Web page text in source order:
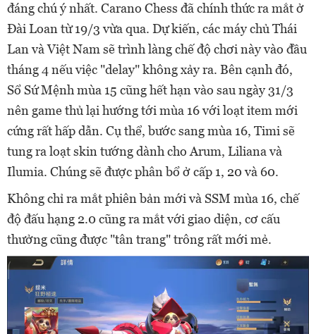
đáng chú ý nhất. Carano Chess đã chính thức ra mắt ở
Đài Loan từ 19/3 vừa qua. Dự kiến, các máy chủ Thái
Lan và Việt Nam sẽ trình làng chế độ chơi này vào đầu
tháng 4 nếu việc "delay" không xảy ra. Bên cạnh đó,
Sổ Sứ Mệnh mùa 15 cũng hết hạn vào sau ngày 31/3
nên game thủ lại hướng tới mùa 16 với loạt item mới
cứng rất hấp dẫn. Cụ thể, bước sang mùa 16, Timi sẽ
tung ra loạt skin tướng dành cho Arum, Liliana và
Ilumia. Chúng sẽ được phân bổ ở cấp 1, 20 và 60.
Không chỉ ra mắt phiên bản mới và SSM mùa 16, chế
độ đấu hạng 2.0 cũng ra mắt với giao diện, cơ cấu
thưởng cũng được "tân trang" trông rất mới mẻ.